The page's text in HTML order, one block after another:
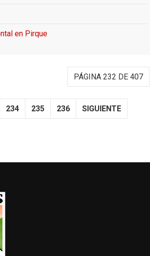
en Pirque
PÁGINA 232 DE 407
234 235 236 SIGUIENTE